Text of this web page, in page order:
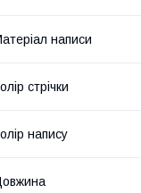
написи
стрічки
напису